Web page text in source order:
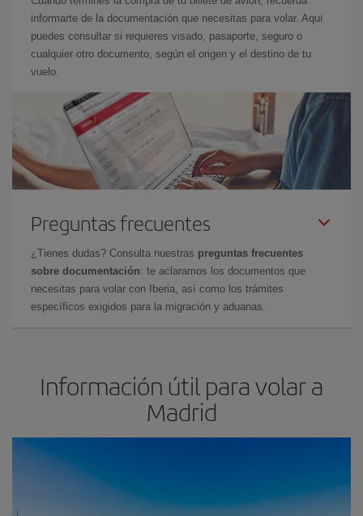
informarte de la documentación que necesitas para volar. Aquí
puedes consultar si requieres visado, pasaporte, seguro o
cualquier otro documento, según el origen y el destino de tu
vuelo.
Preguntas frecuentes
¿Tienes dudas? Consulta nuestras preguntas frecuentes
sobre documentación: te aclaramos los documentos que
necesitas para volar con Iberia, así como los trámites
específicos exigidos para la migración y aduanas.
Información útil para volar a
Madrid